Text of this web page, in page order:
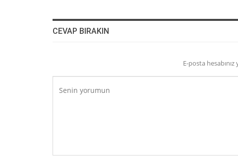
CEVAP BIRAKIN
E-posta